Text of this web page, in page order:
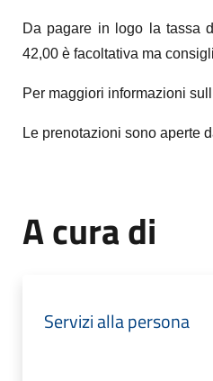
Da pagare in logo la tassa
42,00 è facoltativa ma
Per maggiori informazioni
Le prenotazioni sono aperte
A cura di
Servizi alla persona